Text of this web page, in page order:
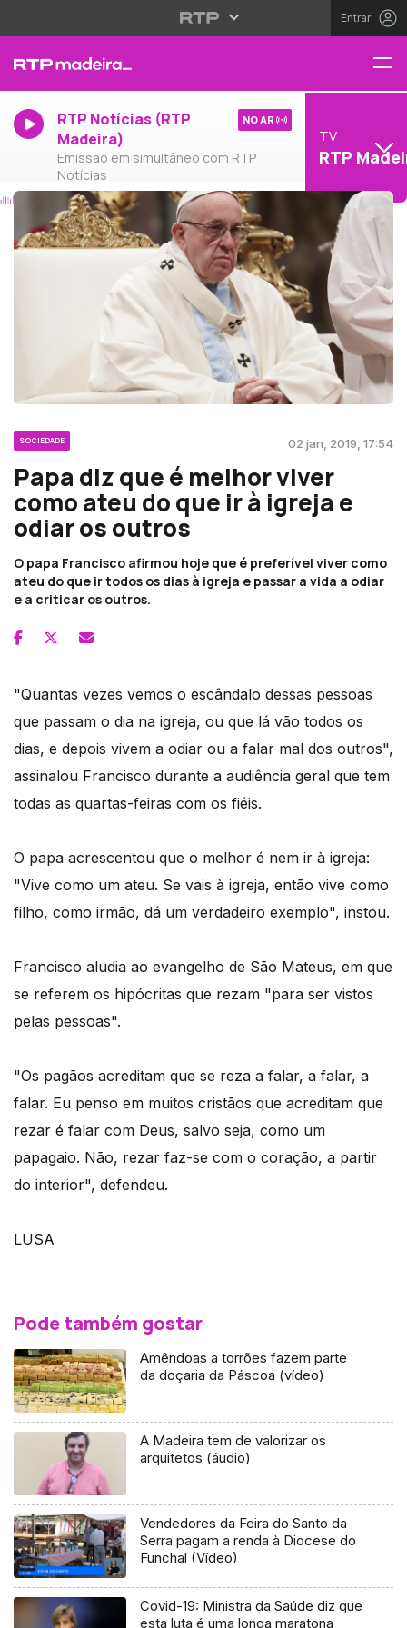
Entrar
RTP Notícias (RTP
Madeira)
Emissão em simultâneo com RTP
Notícias
NO AR
TV
RTP
SOCIEDADE 02 jan, 2019, 17:54
Papa diz que é melhor viver
como ateu do que ir à igreja e
odiar os outros
O papa Francisco afirmou hoje que é preferível viver como
ateu do que ir todos os dias à igreja e passar a vida a odiar
e a criticar os outros.
"Quantas vezes vemos o escândalo dessas pessoas
que passam o dia na igreja, ou que lá vão todos os
dias, e depois vivem a odiar ou a falar mal dos outros",
assinalou Francisco durante a audiência geral que tem
todas as quartas-feiras com os fiéis.
O papa acrescentou que o melhor é nem ir à igreja:
"Vive como um ateu. Se vais à igreja, então vive como
filho, como irmão, dá um verdadeiro exemplo", instou.
Francisco aludia ao evangelho de São Mateus, em que
se referem os hipócritas que rezam "para ser vistos
pelas pessoas".
"Os pagãos acreditam que se reza a falar, a falar, a
falar. Eu penso em muitos cristãos que acreditam que
rezar é falar com Deus, salvo seja, como um
papagaio. Não, rezar faz-se com o coração, a partir
do interior", defendeu.
LUSA
Pode também gostar
Amêndoas a torrões fazem parte
da doçaria da Páscoa (vídeo)
A Madeira tem de valorizar os
arquitetos (áudio)
Vendedores da Feira do Santo da
Serra pagam a renda à Diocese do
Funchal (Vídeo)
Covid-19: Ministra da Saúde diz que
esta luta é uma longa maratona